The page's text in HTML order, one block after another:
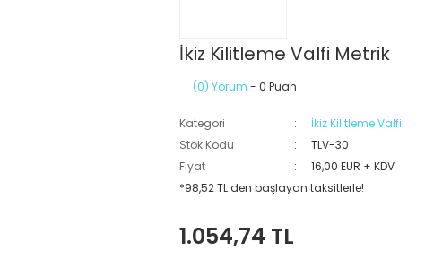
İkiz Kilitleme Valfi Metrik
(0) Yorum - 0 Puan
Kategori
İkiz Kilitleme Valfi
Stok Kodu
TLV-30
Fiyat
16,00 EUR + KDV
*98,52 TL den başlayan taksitlerle!
1.054,74 TL